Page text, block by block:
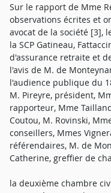
Sur le rapport de Mme
observations écrites et
avocat de la société [3],
la SCP Gatineau,
d'assurance retraite et
l'avis de M. de
l'audience publique du
M. Pireyre, président,
rapporteur, Mme
Coutou, M. Rovinski,
conseillers, Mmes
référendaires, M. de
Catherine, greffier de
la deuxième chambre